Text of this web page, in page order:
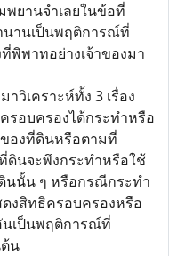
พยานจำเลยในข้อที่
นานเป็นพฤติการณ์ที่
พิพาทอย่างเจ้าของมา
คราะห์ทั้ง 3 เรื่อง
รอบครองได้กระทำหรือ
ของที่ดินหรือตามที่
ดินจะพึงกระทำหรือใช้
นนั้น ๆ หรือกรณีกระทำ
งสิทธิครอบครองหรือ
เป็นพฤติการณ์ที่
น